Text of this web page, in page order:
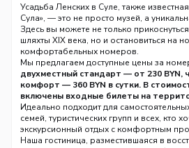
Усадьба Ленских в Суле, также
Сула», — это не просто музей, а
восстановленного исторического
Здесь вы можете не только
шляхты XIX века, но и остановиться на
комфортабельных номеров.
Мы предлагаем доступные цены за
двухместный стандарт — от 230 BYN,
комфорт — 360 BYN в сутки. В
включены входные билеты на
«Великое княжество Сула» и вкусный
выгодный способ полностью
усадьбы, расположенной всего в часе
Идеально подходит для
семей, туристических групп и всех, кто
экскурсионный отдых с комфортным
историческом месте.
Наша гостиница, разместившаяся в